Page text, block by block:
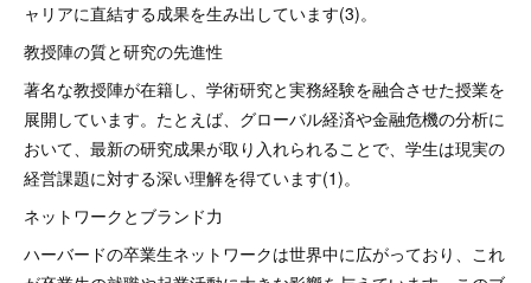
ャリアに直結する成果を生み出しています(3)。
教授陣の質と研究の先進性
著名な教授陣が在籍し、学術研究と実務経験を融合させた授業を
展開しています。たとえば、グローバル経済や金融危機の分析に
おいて、最新の研究成果が取り入れられることで、学生は現実の
経営課題に対する深い理解を得ています(1)。
ネットワークとブランド力
ハーバードの卒業生ネットワークは世界中に広がっており、これ